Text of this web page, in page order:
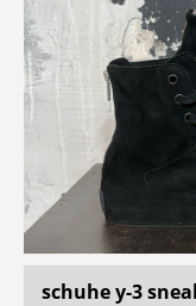
schuhe y-3